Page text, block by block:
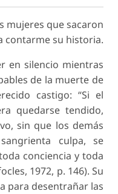
mujeres que sacaron
contarme su historia.
en silencio mientras
de la muerte de
castigo: “Si el
quedarse tendido,
sin que los demás
culpa, se
conciencia y toda
1972, p. 146). Su
para desentrañar las